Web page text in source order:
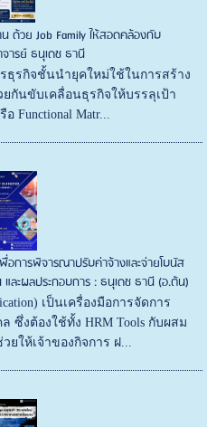
ด้วย Job Family ให้สอดคล้องกับ
ารย์ ธนุเดช ธานี
ธุรกิจชั้นนำยุคใหม่ใช้ในการสร้าง
กันขับเคลื่อนธุรกิจให้บรรลุเป้า
Functional Matr...
อการพิจารณาปรับค่าจ้างและจ่ายโบนัส
ละผลประกอบการ : ธนุเดช ธานี (อ.ต้น)
เป็นเครื่องมือการจัดการ
ซึ่งต้องใช้ทั้ง HRM Tools กับผสม
ยให้เจ้าของกิจการ ฝ...